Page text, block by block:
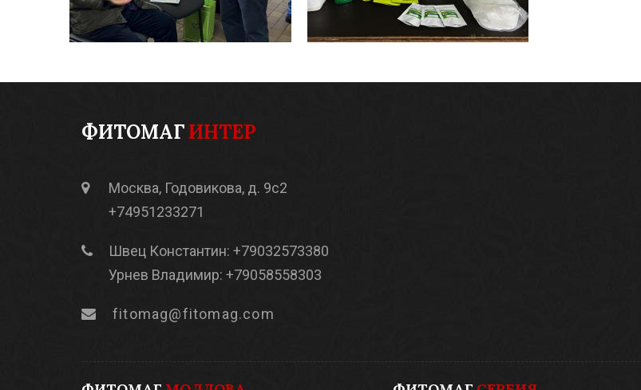
ФИТОМАГИНТЕР
Москва, Годовикова, д. 9с2
+74951233271
Швец Константин: +79032573380
Урнев Владимир: +79058558303
fitomag@fitomag.com